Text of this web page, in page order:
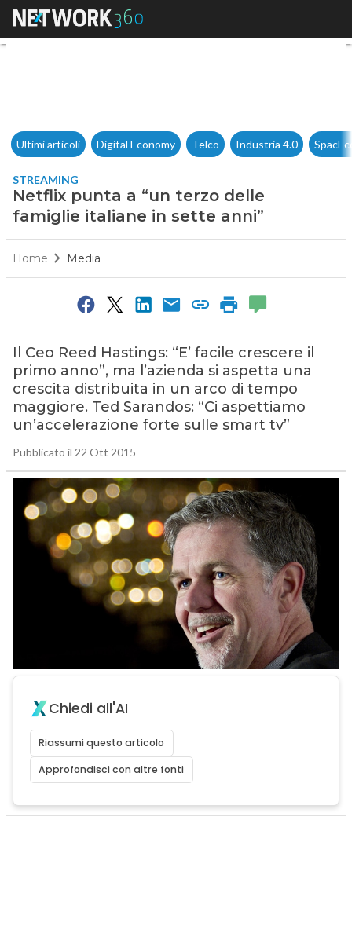
Netflix punta a “un terzo
Ultimi articoli Digital Economy Telco Industria 4.0
STREAMING
Netflix punta a “un terzo delle
famiglie italiane in sette anni”
Home Media
Il Ceo Reed Hastings: “E’ facile crescere il
primo anno”, ma l’azienda si aspetta una
crescita distribuita in un arco di tempo
maggiore. Ted Sarandos: “Ci aspettiamo
un’accelerazione forte sulle smart tv”
Pubblicato il 22 Ott 2015
Chiedi all'AI
Riassumi questo articolo
Approfondisci con altre fonti